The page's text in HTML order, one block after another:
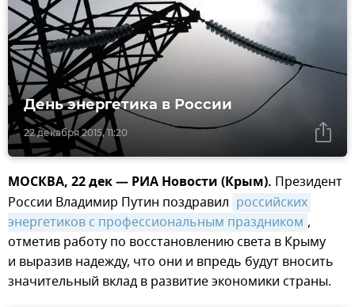
22 декабря 2015, 11:20
День энергетика в России
МОСКВА, 22 дек — РИА Новости (Крым). Президент
России Владимир Путин поздравил российских
энергетиков с профессиональным праздником ,
отметив работу по восстановлению света в Крыму
и выразив надежду, что они и впредь будут вносить
значительный вклад в развитие экономики страны.